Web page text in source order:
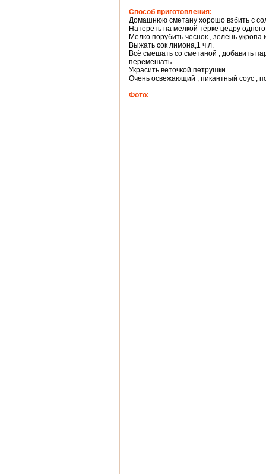
Способ приготовления:
Домашнюю сметану хорошо взбить с
Натереть на мелкой тёрке цедру
Мелко порубить чеснок , зелень укропа
Выжать сок лимона,1 ч.л.
Всё смешать со сметаной , добавить
перемешать.
Украсить веточкой петрушки
Очень освежающий , пикантный соус ,
Фото: